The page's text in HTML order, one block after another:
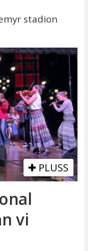
stadion
PLUSS
vi